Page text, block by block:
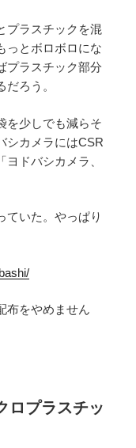
プラスチックを混
っとボロボロにな
プラスチック部分
ろう。
を少しでも減らそ
シカメラにはCSR
ドバシカメラ、
ていた。やっぱり
布をやめません
プラスチッ